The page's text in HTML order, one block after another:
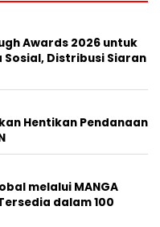
Awards 2026 untuk
Sosial, Distribusi Siaran
Hentikan Pendanaan
melalui MANGA
dalam 100